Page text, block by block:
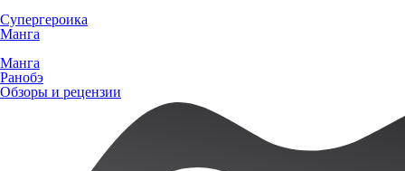
Супергероика
Манга
Манга
Ранобэ
Обзоры и рецензии